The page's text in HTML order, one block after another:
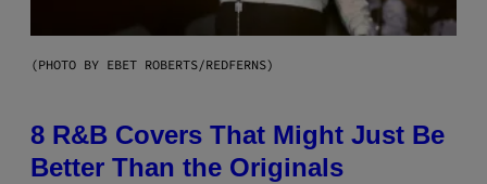
(PHOTO BY EBET ROBERTS/REDFERNS)
8 R&B Covers That Might Just Be
Better Than the Originals